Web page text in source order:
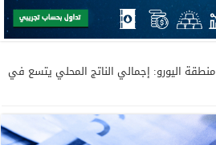
منطقة اليورو: إجمالي الناتج المحلي يتسع في